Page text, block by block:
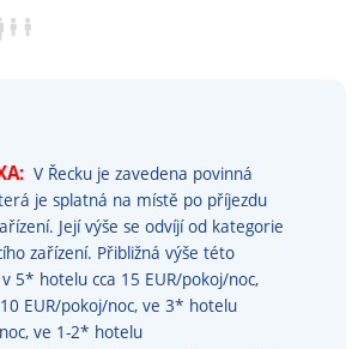
V Řecku je zavedena povinná
je splatná na místě po příjezdu
Její výše se odvíjí od kategorie
zařízení. Přibližná výše této
5* hotelu cca 15 EUR/pokoj/noc,
EUR/pokoj/noc, ve 3* hotelu
ve 1-2* hotelu